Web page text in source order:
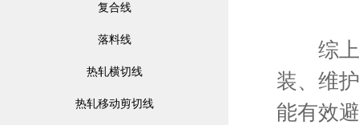
复合线
落料线
热轧横切线
热轧移动剪切线
综上
装、维
能有效